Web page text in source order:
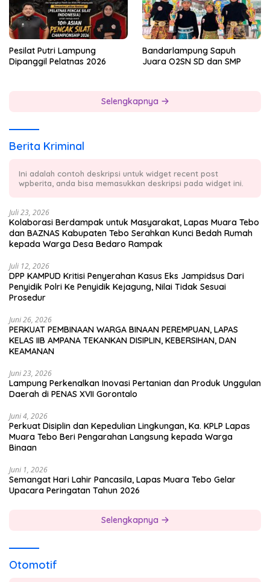
Pesilat Putri Lampung
Dipanggil Pelatnas 2026
Bandarlampung Sapuh
Juara O2SN SD dan SMP
Selengkapnya
Berita Kriminal
Ini adalah contoh deskripsi untuk widget recent post
wpberita, anda bisa memasukkan deskripsi pada widget ini.
Juli 23, 2026
Kolaborasi Berdampak untuk Masyarakat, Lapas Muara Tebo
dan BAZNAS Kabupaten Tebo Serahkan Kunci Bedah Rumah
kepada Warga Desa Bedaro Rampak
Juli 12, 2026
DPP KAMPUD Kritisi Penyerahan Kasus Eks Jampidsus Dari
Penyidik Polri Ke Penyidik Kejagung, Nilai Tidak Sesuai
Prosedur
Juni 26, 2026
PERKUAT PEMBINAAN WARGA BINAAN PEREMPUAN, LAPAS
KELAS IIB AMPANA TEKANKAN DISIPLIN, KEBERSIHAN, DAN
KEAMANAN
Juni 23, 2026
Lampung Perkenalkan Inovasi Pertanian dan Produk Unggulan
Daerah di PENAS XVII Gorontalo
Juni 4, 2026
Perkuat Disiplin dan Kepedulian Lingkungan, Ka. KPLP Lapas
Muara Tebo Beri Pengarahan Langsung kepada Warga
Binaan
Juni 1, 2026
Semangat Hari Lahir Pancasila, Lapas Muara Tebo Gelar
Upacara Peringatan Tahun 2026
Selengkapnya
Otomotif